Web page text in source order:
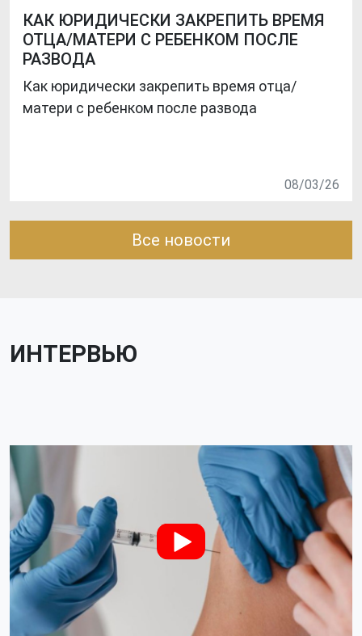
КАК ЮРИДИЧЕСКИ ЗАКРЕПИТЬ ВРЕМЯ
ОТЦА/МАТЕРИ С РЕБЕНКОМ ПОСЛЕ
РАЗВОДА
Как юридически закрепить время отца/
матери с ребенком после развода
08/03/26
Все новости
ИНТЕРВЬЮ